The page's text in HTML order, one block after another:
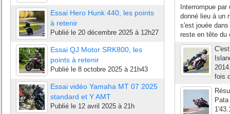
Essai Hero Hunk 440, les points
à retenir
Publié le 20 décembre 2025 à 12h27
Essai QJ Motor SRK800, les
points à retenir
Publié le 8 octobre 2025 à 21h43
Essai vidéo Yamaha MT 07 2025
standard et Y AMT
Publié le 12 avril 2025 à 21h
Interrompue
donné lieu à un
s'est jouée
reste en tête du
fois